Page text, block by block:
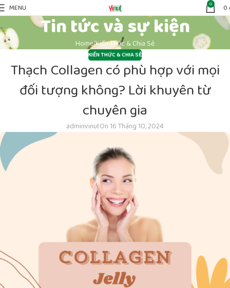
MENU 0 0
Tin tức và sự kiện
HomeKiến Thức & Chia Sẻ
KIẾN THỨC & CHIA SẺ
Thạch Collagen có phù hợp với mọi
đối tượng không? Lời khuyên từ
chuyên gia
adminvinutOn 16 Tháng 10, 2024